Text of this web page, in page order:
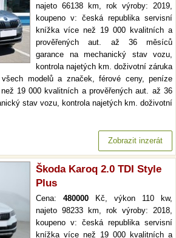
najeto 66138 km, rok výroby: 2019,
koupeno v: česká republika servisní
knížka více než 19 000 kvalitních a
prověřených aut. až 36 měsíců
garance na mechanický stav vozu,
kontrola najetých km. doživotní záruka
všech modelů a značek, férové ceny, peníze
19 000 kvalitních a prověřených aut. až 36
stav vozu, kontrola najetých km. doživotní
Zobrazit inzerát
Škoda Karoq 2.0 TDI Style
Plus
Cena: 480000 Kč, výkon 110 kw,
najeto 98233 km, rok výroby: 2018,
koupeno v: česká republika servisní
knížka více než 19 000 kvalitních a